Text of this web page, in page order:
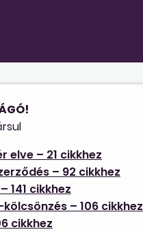
elve – 21 cikkhez
– 92 cikkhez
141 cikkhez
– 106 cikkhez
cikkhez